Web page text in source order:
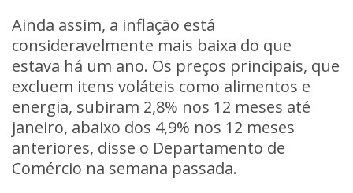
Ainda assim, a inflação está
consideravelmente mais baixa do que
estava há um ano. Os preços principais, que
excluem itens voláteis como alimentos e
energia, subiram 2,8% nos 12 meses até
janeiro, abaixo dos 4,9% nos 12 meses
anteriores, disse o Departamento de
Comércio na semana passada.